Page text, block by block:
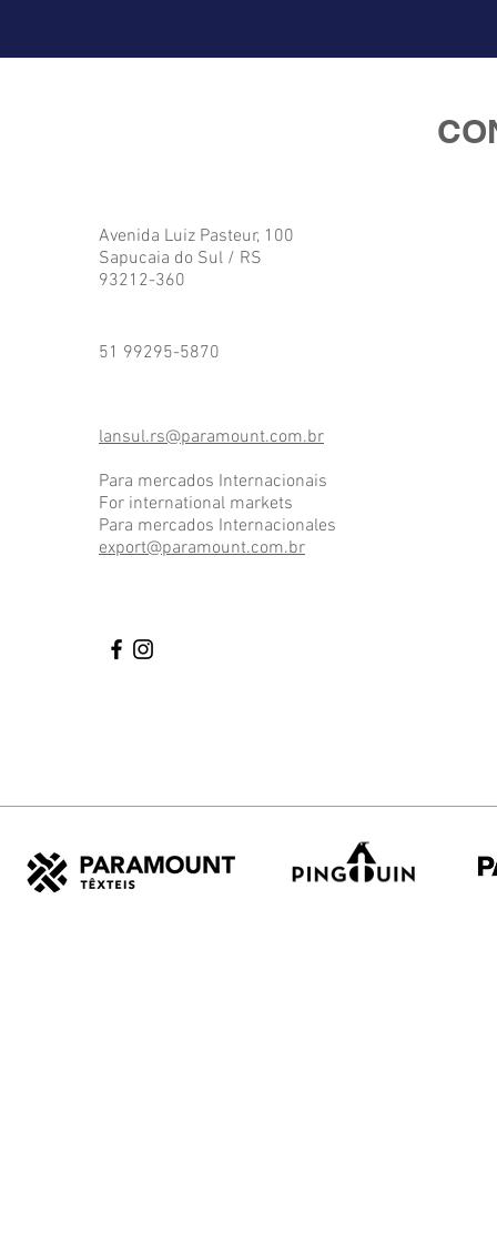
Avenida Luiz Pasteur, 100
Sapucaia do Sul / RS
93212-360
51 99295-5870
lansul.rs@paramount.com.br
Para mercados Internacionais
For international markets
Para mercados Internacionales
export@paramount.com.br